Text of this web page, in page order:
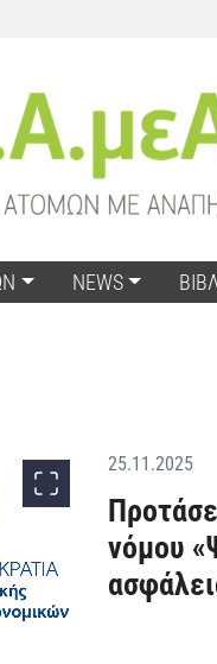
NEWS
25.11.2025
νόμου